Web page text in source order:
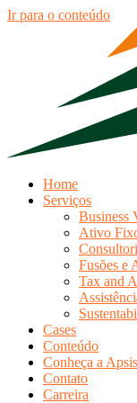
Ir para o conteúdo
Home
Serviços
Business
Ativo
Fusões e
Tax and
Cases
Conteúdo
Conheça a Apsis
Contato
Carreira